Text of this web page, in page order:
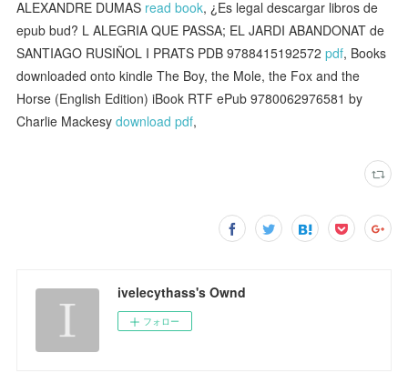
ALEXANDRE DUMAS read book, ¿Es legal descargar libros de
epub bud? L ALEGRIA QUE PASSA; EL JARDI ABANDONAT de
SANTIAGO RUSIÑOL I PRATS PDB 9788415192572pdf, Books
downloaded onto kindle The Boy, the Mole, the Fox and the
Horse (English Edition) iBook RTF ePub 9780062976581 by
Charlie Mackesydownload pdf,
ivelecythass's Ownd
フォロー